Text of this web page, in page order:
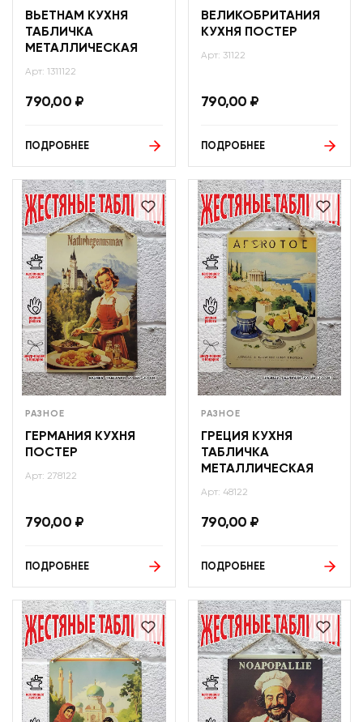
ВЬЕТНАМ КУХНЯ
ТАБЛИЧКА
МЕТАЛЛИЧЕСКАЯ
Арт: 1311122
790,00 ₽
ПОДРОБНЕЕ
ВЕЛИКОБРИТАНИЯ
КУХНЯ ПОСТЕР
Арт: 31122
790,00 ₽
ПОДРОБНЕЕ
РАЗНОЕ
ГЕРМАНИЯ КУХНЯ
ПОСТЕР
Арт: 278122
790,00 ₽
ПОДРОБНЕЕ
РАЗНОЕ
ГРЕЦИЯ КУХНЯ
ТАБЛИЧКА
МЕТАЛЛИЧЕСКАЯ
Арт: 48122
790,00 ₽
ПОДРОБНЕЕ